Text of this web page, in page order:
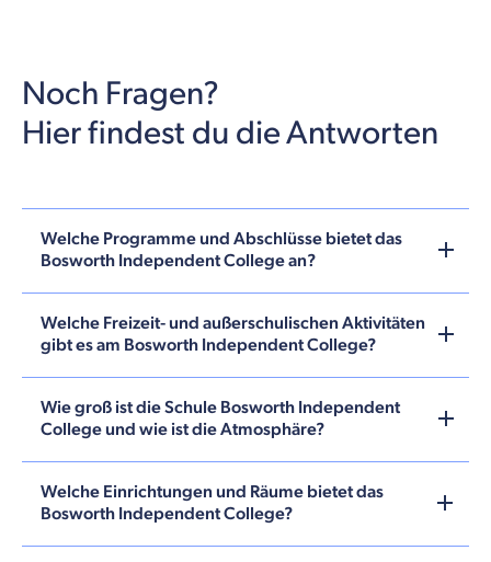
Noch Fragen?
Hier findest du die Antworten
Welche Programme und Abschlüsse bietet das
Bosworth Independent College an?
Welche Freizeit- und außerschulischen Aktivitäten
gibt es am Bosworth Independent College?
Wie groß ist die Schule Bosworth Independent
College und wie ist die Atmosphäre?
Welche Einrichtungen und Räume bietet das
Bosworth Independent College?